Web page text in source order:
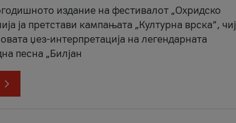
издание на фестивалот „Охридско
ја претстави кампањата „Културна врска“, чиј
џез-интерпретација на легендарната
песна „Билјан